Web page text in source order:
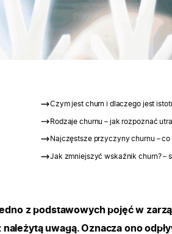
Czym jest churn i dlaczego jest
Rodzaje churnu – jak rozpoznać
Najczęstsze przyczyny churnu –
Jak zmniejszyć wskaźnik churn? –
z podstawowych pojęć w
uwagą. Oznacza ono